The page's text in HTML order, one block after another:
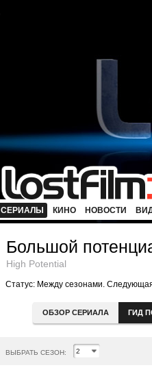
СЕРИАЛЫ КИНО НОВОСТИ
Большой
High Potential
Статус: Между сезонами.
ОБЗОР СЕРИАЛА ГИД
ВЫБРАТЬ СЕЗОН: